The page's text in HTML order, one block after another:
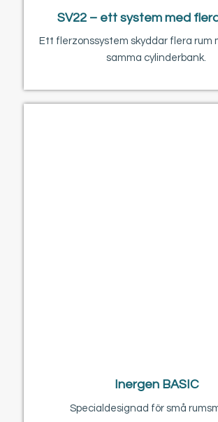
SV22 – ett system med
Ett flerzonssystem skyddar flera rum
samma cylinderbank.
Inergen BASIC
Specialdesignad för små